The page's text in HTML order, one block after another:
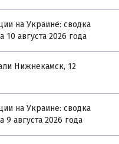
на Украине: сводка
августа 2026 года
Нижнекамск, 12
на Украине: сводка
августа 2026 года